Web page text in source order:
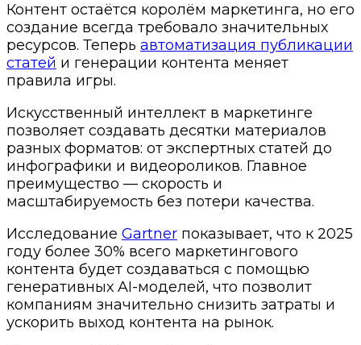
Контент остаётся королём маркетинга, но его
создание всегда требовало значительных
ресурсов. Теперь автоматизация публикации
статей и генерации контента меняет
правила игры.
Искусственный интеллект в маркетинге
позволяет создавать десятки материалов
разных форматов: от экспертных статей до
инфографики и видеороликов. Главное
преимущество — скорость и
масштабируемость без потери качества.
Исследование Gartner показывает, что к 2025
году более 30% всего маркетингового
контента будет создаваться с помощью
генеративных AI-моделей, что позволит
компаниям значительно снизить затраты и
ускорить выход контента на рынок.